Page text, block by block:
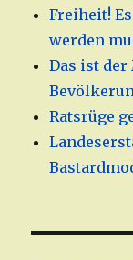
Freiheit!
werden
Das ist
Ratsrüge